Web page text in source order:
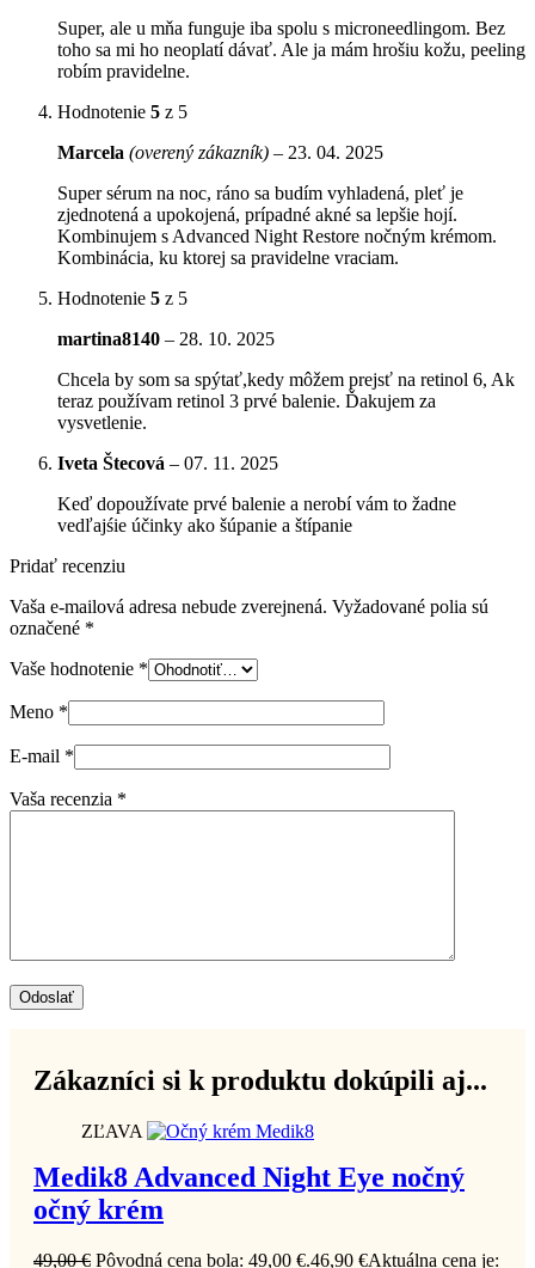
Super, ale u mňa funguje iba spolu s microneedlingom. Bez
toho sa mi ho neoplatí dávať. Ale ja mám hrošiu kožu, peeling
robím pravidelne.
Hodnotenie 5 z 5
Marcela (overený zákazník) – 23. 04. 2025
Super sérum na noc, ráno sa budím vyhladená, pleť je
zjednotená a upokojená, prípadné akné sa lepšie hojí.
Kombinujem s Advanced Night Restore nočným krémom.
Kombinácia, ku ktorej sa pravidelne vraciam.
Hodnotenie 5 z 5
martina8140 – 28. 10. 2025
Chcela by som sa spýtať,kedy môžem prejsť na retinol 6, Ak
teraz používam retinol 3 prvé balenie. Ďakujem za
vysvetlenie.
Iveta Štecová – 07. 11. 2025
Keď dopoužívate prvé balenie a nerobí vám to žadne
vedľajśie účinky ako šúpanie a štípanie
Pridať recenziu
Vaša e-mailová adresa nebude zverejnená. Vyžadované polia sú
označené *
Vaše hodnotenie *
Meno *
E-mail *
Vaša recenzia *
Odoslať
Zákazníci si k produktu dokúpili aj...
ZĽAVA
Medik8 Advanced Night Eye nočný
očný krém
49,00€ Pôvodná cena bola: 49,00 €.46,90 €Aktuálna cena je: